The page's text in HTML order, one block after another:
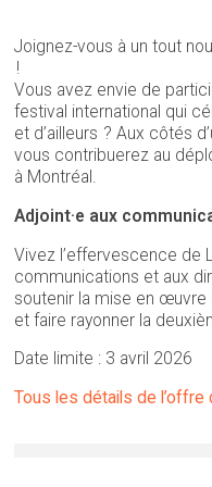
Joignez-vous à un tout
!
Vous avez envie de
festival international qui
et d’ailleurs ? Aux côtés
vous contribuerez au
à Montréal.
Adjoint·e aux
Vivez l’effervescence de
communications et aux
soutenir la mise en
et faire rayonner la
Date limite : 3 avril 2026
Tous les détails de l’offre